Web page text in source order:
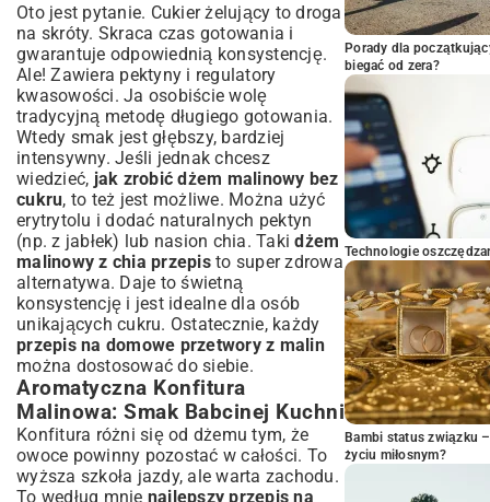
Oto jest pytanie. Cukier żelujący to droga
na skróty. Skraca czas gotowania i
gwarantuje odpowiednią konsystencję.
Ale! Zawiera pektyny i regulatory
kwasowości. Ja osobiście wolę
tradycyjną metodę długiego gotowania.
Wtedy smak jest głębszy, bardziej
intensywny. Jeśli jednak chcesz
wiedzieć, jak zrobić dżem malinowy bez
cukru, to też jest możliwe. Można użyć
erytrytolu i dodać naturalnych pektyn
(np. z jabłek) lub nasion chia. Takidżem
malinowy z chia przepisto super zdrowa
alternatywa. Daje to świetną
konsystencję i jest idealne dla osób
unikających cukru. Ostatecznie, każdy
przepis na domowe przetwory z malin
można dostosować do siebie.
Aromatyczna Konfitura
Malinowa: Smak Babcinej Kuchni
Konfitura różni się od dżemu tym, że
owoce powinny pozostać w całości. To
wyższa szkoła jazdy, ale warta zachodu.
To według mnie najlepszy przepis na
Porady dla
biegać od zera?
Technologie
Bambi status związku
życiu miłosnym?